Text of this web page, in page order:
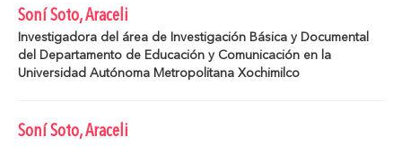
Soní Soto, Araceli
Investigadora del área de Investigación Básica y Documental
del Departamento de Educación y Comunicación en la
Universidad Autónoma Metropolitana Xochimilco
Soní Soto, Araceli